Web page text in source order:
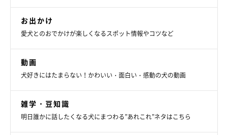
お出かけ
愛犬とのおでかけが楽しくなるスポット情報やコツなど
動画
犬好きにはたまらない！かわいい・面白い・感動の犬の動画
雑学・豆知識
明日誰かに話したくなる犬にまつわる”あれこれ”ネタはこちら